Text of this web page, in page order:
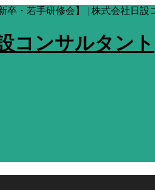
卒・若手研修会】 | 株式会社日設